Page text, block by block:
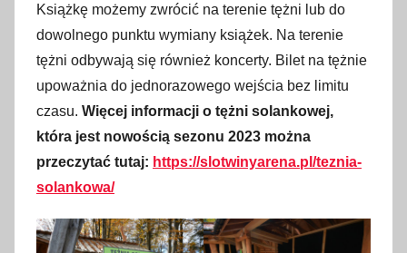
Książkę możemy zwrócić na terenie tężni lub do
dowolnego punktu wymiany książek. Na terenie
tężni odbywają się również koncerty. Bilet na tężnie
upoważnia do jednorazowego wejścia bez limitu
czasu. Więcej informacji o tężni solankowej,
która jest nowością sezonu 2023 można
przeczytać tutaj: https://slotwinyarena.pl/teznia-
solankowa/